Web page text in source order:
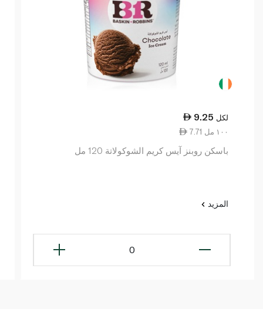
9.25 لكل
7.71 ١٠٠ مل
باسكن روبنز آيس كريم الشوكولاتة 120 مل
المزيد
0